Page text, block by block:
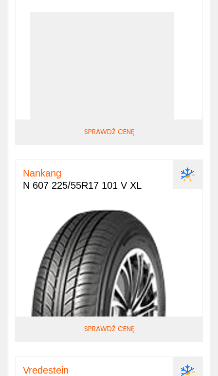
SPRAWDŹ CENĘ
Nankang
N 607 225/55R17 101 V XL
SPRAWDŹ CENĘ
Vredestein